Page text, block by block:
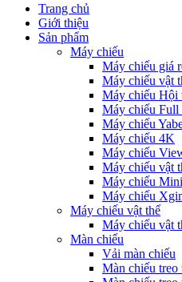
Trang chủ
Giới thiệu
Sản phẩm
Máy chiếu
Máy chiếu giá
Máy chiếu vật
Máy chiếu Hội
Máy chiếu
Máy chiếu
Máy chiếu 4K
Máy chiếu
Máy chiếu vật
Máy chiếu Mini
Máy chiếu
Máy chiếu vật thể
Máy chiếu vật
Màn chiếu
Vải màn chiếu
Màn chiếu